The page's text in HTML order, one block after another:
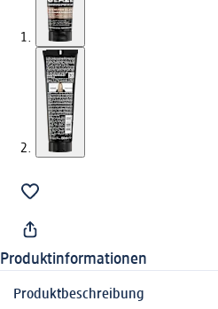
Produktinformationen
Produktbeschreibung